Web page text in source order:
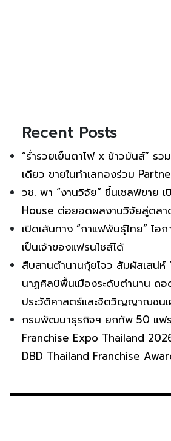
Recent Posts
“ร่ำรวยเย็นตาโฟ x ข้าวมันส์” รว
เดียว ขายในทำเลทองร่วม
วช. พา “งานวิจัย” ขึ้นเชลฟ์ขาย
House ต่อยอดผลงานวิจัยสู่ตลา
เปิดเส้นทาง “กาแฟพันธุ์ไทย” โอ
เป็นเจ้าของแฟรนไชส์ได้
สืบสานตำนานกุ้ยโจว สัมผัสเสน่ห์
นาฏศิลป์พื้นเมืองระดับตำนาน ถ
ประวัติศาสตร์และจิตวิญญาณชนเ
กรมพัฒนาธุรกิจฯ ยกทัพ 50 แฟร
Franchise Expo Thailand
DBD Thailand Franchise